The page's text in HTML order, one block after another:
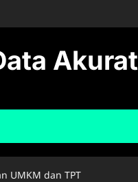
Akurat
UMKM dan TPT